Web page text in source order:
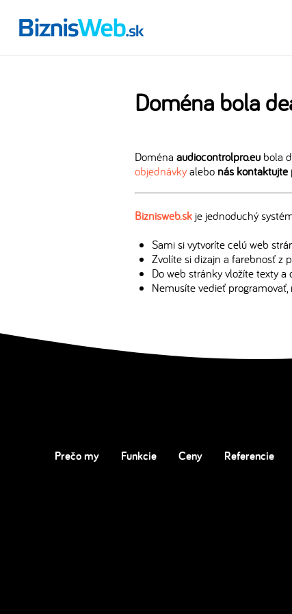
Doména bola
Doména audiocontrolpro.eu bola
objednávkyalebo nás kontaktujte
Biznisweb.sk je jednoduchý
Sami si vytvoríte celú web
Zvolíte si dizajn a farebnosť z
Do web stránky vložíte texty a
Nemusíte vedieť
Prečo my Funkcie Ceny Referencie